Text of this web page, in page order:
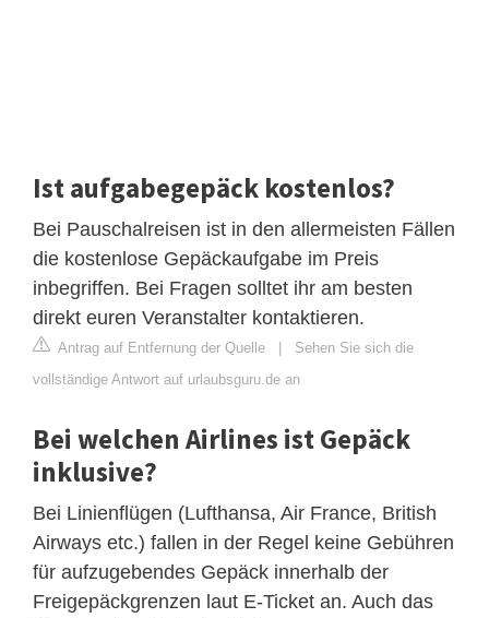
Ist aufgabegepäck kostenlos?
Bei Pauschalreisen ist in den allermeisten Fällen
die kostenlose Gepäckaufgabe im Preis
inbegriffen. Bei Fragen solltet ihr am besten
direkt euren Veranstalter kontaktieren.
Antrag auf Entfernung der Quelle
Sehen Sie sich die
vollständige Antwort auf urlaubsguru.de an
Bei welchen Airlines ist Gepäck
inklusive?
Bei Linienflügen (Lufthansa, Air France, British
Airways etc.) fallen in der Regel keine Gebühren
für aufzugebendes Gepäck innerhalb der
Freigepäckgrenzen laut E-Ticket an. Auch das